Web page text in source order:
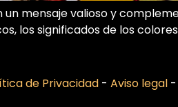
mensaje valioso y
los significados de los
de Privacidad - Aviso legal -